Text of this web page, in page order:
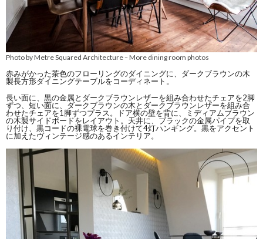
Photo by Metre Squared Architecture–More dining room photos
赤みがかった茶色のフローリングのダイニングに、ダークブラウンの木
製長方形ダイニングテーブルをコーディネート。
長い面に、黒の金属とダークブラウンレザーを組み合わせたチェアを2脚
ずつ、短い面に、ダークブラウンの木とダークブラウンレザーを組み合
わせたチェアを1脚ずつプラス。ドア横の壁を背に、ミディアムブラウン
の木製サイドボードをレイアウト。天井に、ブラックの金属パイプを取
り付け、黒コードの裸電球を巻き付けて4灯ハンギング。黒をアクセント
に加えたヴィンテージ感のあるインテリア。